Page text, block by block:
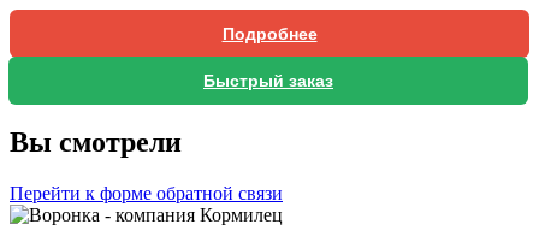
Подробнее
Быстрый заказ
Вы смотрели
Перейти к форме обратной связи